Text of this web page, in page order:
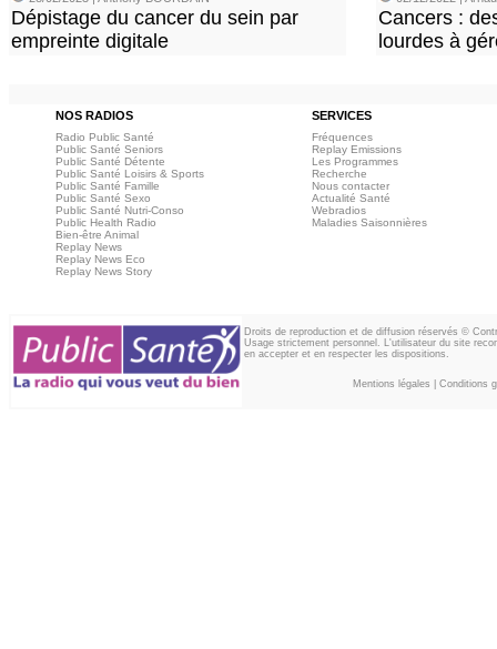
Dépistage du cancer du sein par
empreinte digitale
Cancers :
lourdes à
NOS RADIOS SERVICES
Radio Public Santé
Public Santé Seniors
Public Santé Détente
Public Santé Loisirs & Sports
Public Santé Famille
Public Santé Sexo
Public Santé Nutri-Conso
Public Health Radio
Bien-être Animal
Replay News
Replay News Eco
Replay News Story
Fréquences
Replay Emissions
Les Programmes
Recherche
Nous contacter
Actualité Santé
Webradios
Maladies Saisonnières
Droits de reproduction et de diffusion réservés ©
Usage strictement personnel. L'utilisateur du site
en accepter et en respecter les dispositions.
Mentions légales Conditions